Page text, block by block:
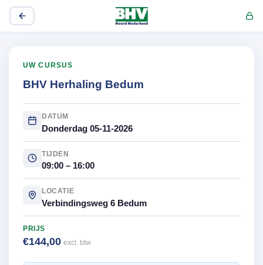
UW CURSUS
BHV Herhaling Bedum
DATUM
Donderdag 05-11-2026
TIJDEN
09:00 – 16:00
LOCATIE
Verbindingsweg 6 Bedum
PRIJS
€144,00 excl. btw